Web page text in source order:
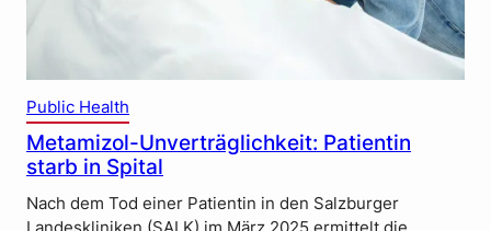
Public Health
Metamizol-Unverträglichkeit: Patientin
starb in Spital
Nach dem Tod einer Patientin in den Salzburger